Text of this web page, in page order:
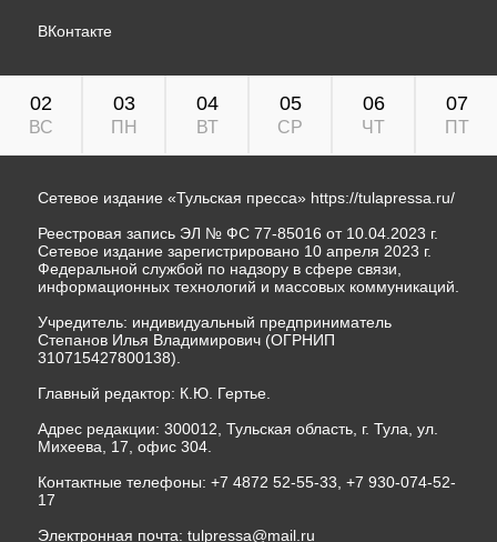
ВКонтакте
02
ВС
03
ПН
04
ВТ
05
СР
06
ЧТ
07
ПТ
Сетевое издание «Тульская пресса» https://tulapressa.ru/
Реестровая запись ЭЛ № ФС 77-85016 от 10.04.2023 г.
Сетевое издание зарегистрировано 10 апреля 2023 г.
Федеральной службой по надзору в сфере связи,
информационных технологий и массовых коммуникаций.
Учредитель: индивидуальный предприниматель
Степанов Илья Владимирович (ОГРНИП
310715427800138).
Главный редактор: К.Ю. Гертье.
Адрес редакции: 300012, Тульская область, г. Тула, ул.
Михеева, 17, офис 304.
Контактные телефоны: +7 4872 52-55-33, +7 930-074-52-
17
Электронная почта: tulpressa@mail.ru